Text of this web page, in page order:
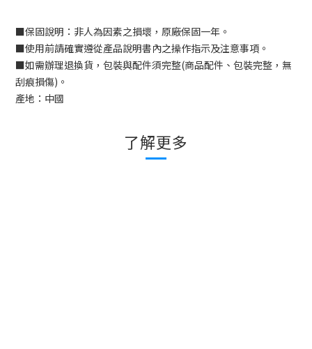
■保固說明：非人為因素之損壞，原廠保固一年。
■使用前請確實遵從產品說明書內之操作指示及注意事項。
■如需辦理退換貨，包裝與配件須完整(商品配件、包裝完整，無
刮痕損傷) 。
產地：中國
了解更多